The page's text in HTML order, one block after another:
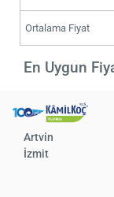
Ortalama Fiyat
En Uygun
Artvin
İzmit